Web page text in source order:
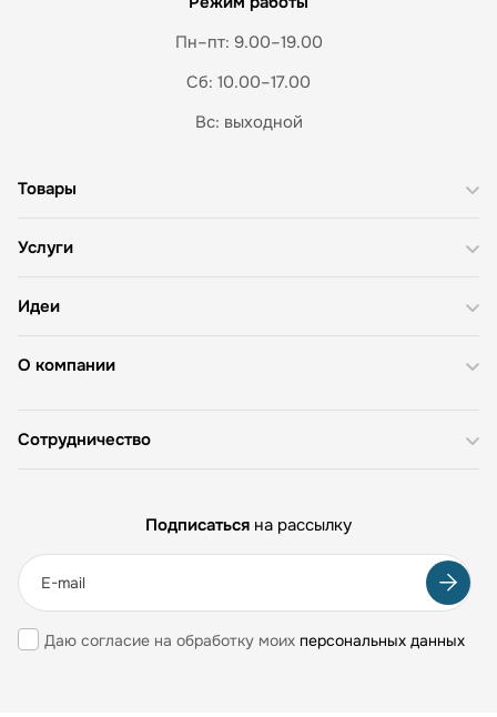
Пн–пт: 9.00–19.00
Сб: 10.00–17.00
Вс: выходной
О компании
Товары
Услуги
Идеи
Сотрудничество
Подписаться на рассылку
Даю согласие на обработку моих персональных данных